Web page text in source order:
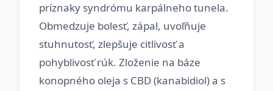
príznaky syndrómu karpálneho tunela.
Obmedzuje bolesť, zápal, uvoľňuje
stuhnutosť, zlepšuje citlivosť a
pohyblivosť rúk. Zloženie na báze
konopného oleja s CBD (kanabidiol) a s